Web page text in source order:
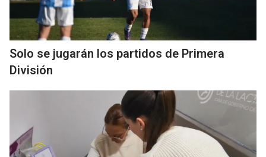
Solo se jugarán los partidos de Primera
División